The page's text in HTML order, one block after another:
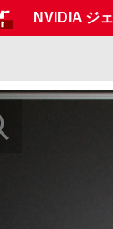
NVIDIA ジ